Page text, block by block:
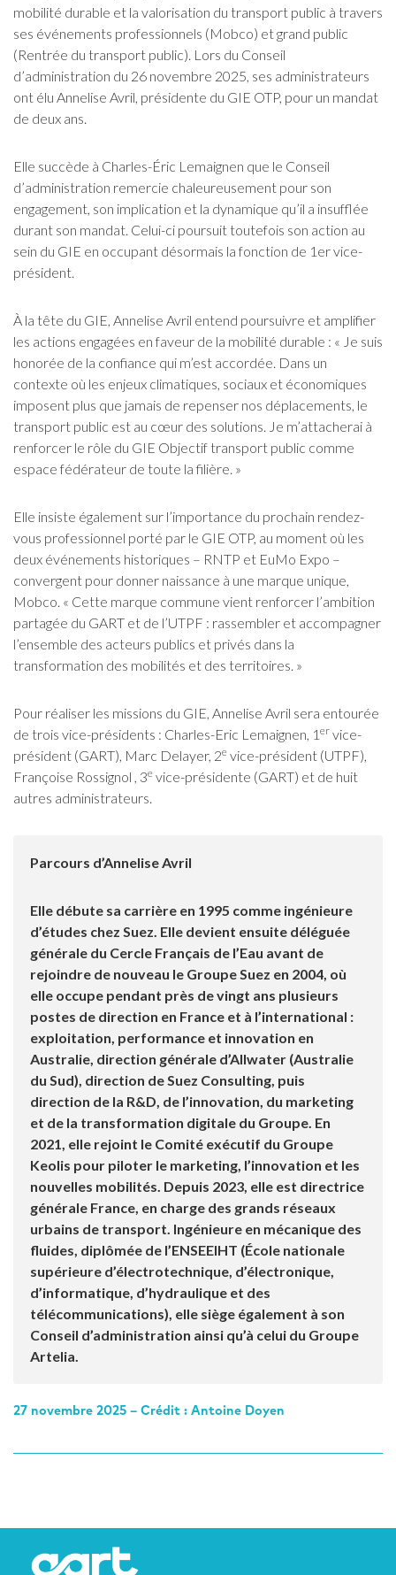
mobilité durable et la valorisation du transport public à travers
ses événements professionnels (Mobco) et grand public
(Rentrée du transport public). Lors du Conseil
d’administration du 26 novembre 2025, ses administrateurs
ont élu Annelise Avril, présidente du GIE OTP, pour un mandat
de deux ans.
Elle succède à Charles-Éric Lemaignen que le Conseil
d’administration remercie chaleureusement pour son
engagement, son implication et la dynamique qu’il a insufflée
durant son mandat. Celui-ci poursuit toutefois son action au
sein du GIE en occupant désormais la fonction de 1er vice-
président.
À la tête du GIE, Annelise Avril entend poursuivre et amplifier
les actions engagées en faveur de la mobilité durable : « Je suis
honorée de la confiance qui m’est accordée. Dans un
contexte où les enjeux climatiques, sociaux et économiques
imposent plus que jamais de repenser nos déplacements, le
transport public est au cœur des solutions. Je m’attacherai à
renforcer le rôle du GIE Objectif transport public comme
espace fédérateur de toute la filière. »
Elle insiste également sur l’importance du prochain rendez-
vous professionnel porté par le GIE OTP, au moment où les
deux événements historiques – RNTP et EuMo Expo –
convergent pour donner naissance à une marque unique,
Mobco. « Cette marque commune vient renforcer l’ambition
partagée du GART et de l’UTPF : rassembler et accompagner
l’ensemble des acteurs publics et privés dans la
transformation des mobilités et des territoires. »
Pour réaliser les missions du GIE, Annelise Avril sera entourée
de trois vice-présidents : Charles-Eric Lemaignen, 1 er vice-
président (GART), Marc Delayer, 2e vice-président (UTPF),
Françoise Rossignol , 3e vice-présidente (GART) et de huit
autres administrateurs.
Parcours d’Annelise Avril
Elle débute sa carrière en 1995 comme ingénieure
d’études chez Suez. Elle devient ensuite déléguée
générale du Cercle Français de l’Eau avant de
rejoindre de nouveau le Groupe Suez en 2004, où
elle occupe pendant près de vingt ans plusieurs
postes de direction en France et à l’international :
exploitation, performance et innovation en
Australie, direction générale d’Allwater (Australie
du Sud), direction de Suez Consulting, puis
direction de la R&D, de l’innovation, du marketing
et de la transformation digitale du Groupe. En
2021, elle rejoint le Comité exécutif du Groupe
Keolis pour piloter le marketing, l’innovation et les
nouvelles mobilités. Depuis 2023, elle est directrice
générale France, en charge des grands réseaux
urbains de transport. Ingénieure en mécanique des
fluides, diplômée de l’ENSEEIHT (École nationale
supérieure d’électrotechnique, d’électronique,
d’informatique, d’hydraulique et des
télécommunications), elle siège également à son
Conseil d’administration ainsi qu’à celui du Groupe
Artelia.
27 novembre 2025 – Crédit : Antoine Doyen